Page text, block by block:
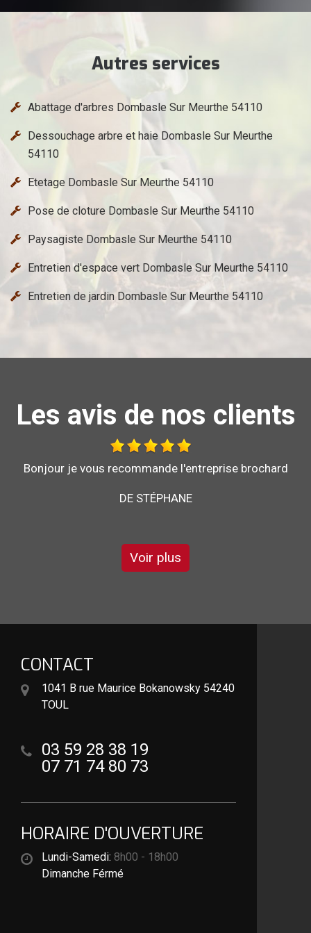
Autres services
Abattage d'arbres Dombasle Sur Meurthe 54110
Dessouchage arbre et haie Dombasle Sur Meurthe
54110
Etetage Dombasle Sur Meurthe 54110
Pose de cloture Dombasle Sur Meurthe 54110
Paysagiste Dombasle Sur Meurthe 54110
Entretien d'espace vert Dombasle Sur Meurthe 54110
Entretien de jardin Dombasle Sur Meurthe 54110
Les avis de nos clients
Au top, je recommande !!
DE ORNELLA
Voir plus
CONTACT
1041 B rue Maurice Bokanowsky 54240
TOUL
03 59 28 38 19
07 71 74 80 73
HORAIRE D'OUVERTURE
Lundi-Samedi: 8h00 - 18h00
Dimanche Férmé